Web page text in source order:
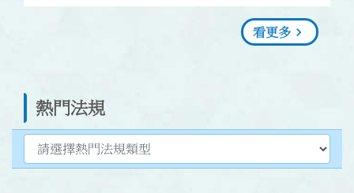
看更多
熱門法規
選擇熱門法規類型